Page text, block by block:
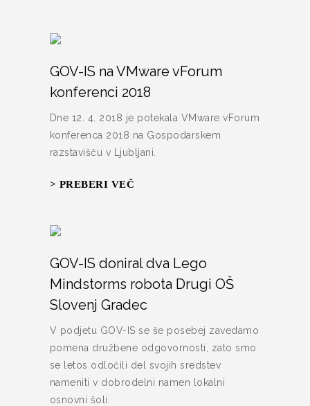
GOV-IS na VMware vForum
konferenci 2018
Dne 12. 4. 2018 je potekala VMware vForum
konferenca 2018 na Gospodarskem
razstavišču v Ljubljani.
> PREBERI VEČ
GOV-IS doniral dva Lego
Mindstorms robota Drugi OŠ
Slovenj Gradec
V podjetu GOV-IS se še posebej zavedamo
pomena družbene odgovornosti, zato smo
se letos odločili del svojih sredstev
nameniti v dobrodelni namen lokalni
osnovni šoli.